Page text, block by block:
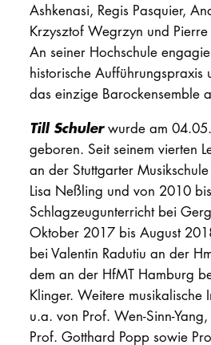
Ashkenasi, Regis Pasquier,
Krzysztof Wegrzyn und
An seiner Hochschule
historische
das einzige Barockensemble
Till Schulerwurde am
geboren. Seit seinem vierten
an der Stuttgarter
Lisa Neßling und von 2010
Schlagzeugunterricht bei
Oktober 2017 bis August
bei Valentin Radutiu an der
dem an der HfMT Hamburg
Klinger. Weitere musikalische
u.a. von Prof. Wen-Sinn-
Prof. Gotthard Popp sowie